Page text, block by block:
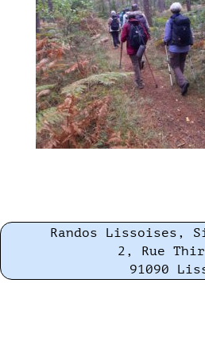
Randos Lissoises,
2, Rue
91090